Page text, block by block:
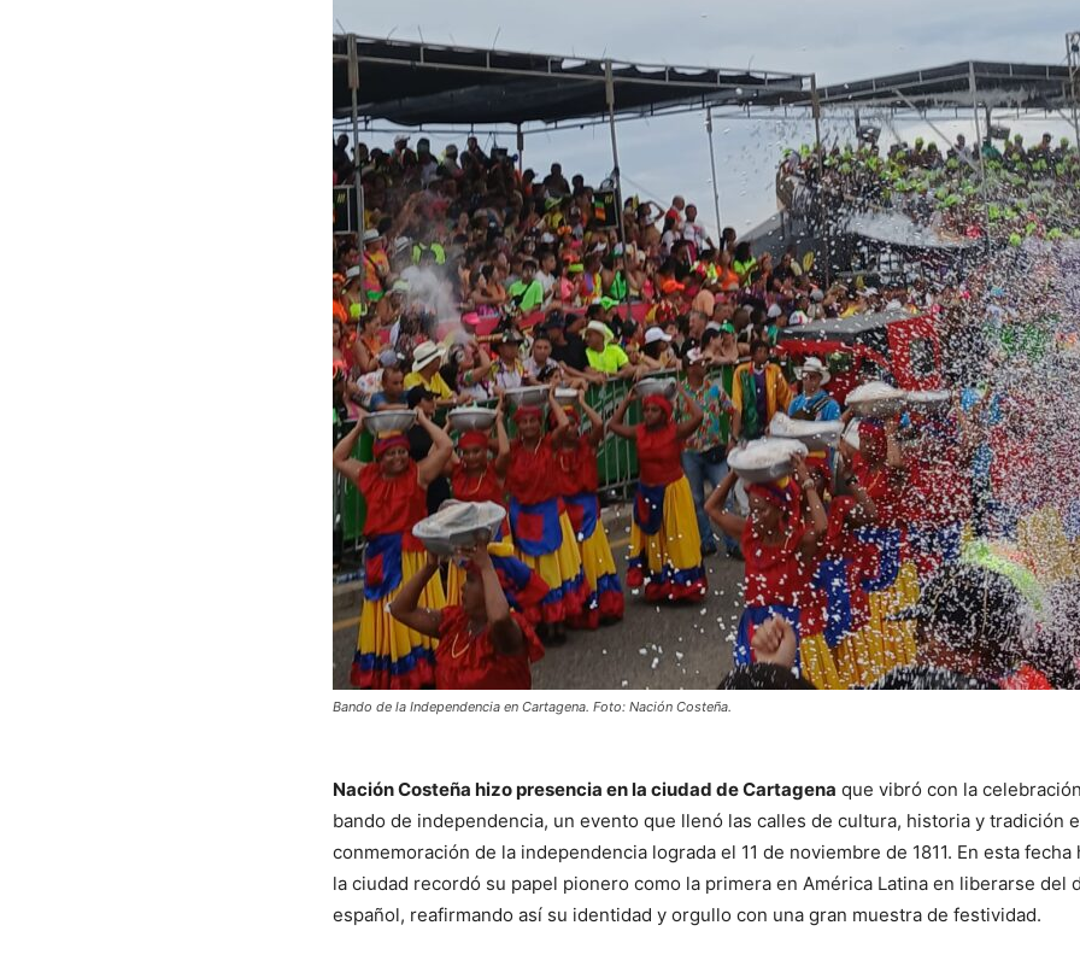
Bando de la Independencia en Cartagena. Foto: Nación Costeña.
Nación Costeña hizo presencia en la ciudad de Cartagena que vibró con la
bando de independencia, un evento que llenó las calles de cultura, historia y tradición
conmemoración de la independencia lograda el 11 de noviembre de 1811. En esta fecha
la ciudad recordó su papel pionero como la primera en América Latina en liberarse del
español, reafirmando así su identidad y orgullo con una gran muestra de festividad.